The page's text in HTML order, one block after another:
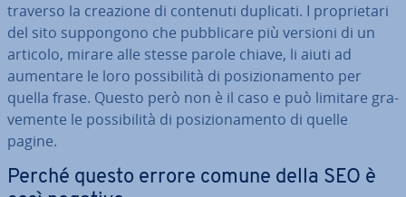
tra­ver­so la creazione di contenuti duplicati. I pro­prie­ta­ri
del sito sup­pon­go­no che pub­bli­ca­re più versioni di un
articolo, mirare alle stesse parole chiave, li aiuti ad
aumentare le loro pos­si­bi­li­tà di po­si­zio­na­men­to per
quella frase. Questo però non è il caso e può limitare gra­
ve­men­te le pos­si­bi­li­tà di po­si­zio­na­men­to di quelle
pagine.
Perché questo errore comune della SEO è